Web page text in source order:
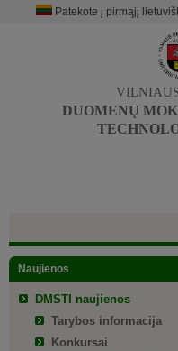
Patekote į pirmąjį
DUOMENŲ
Naujienos
DMSTI naujienos
Tarybos informacija
Konkursai